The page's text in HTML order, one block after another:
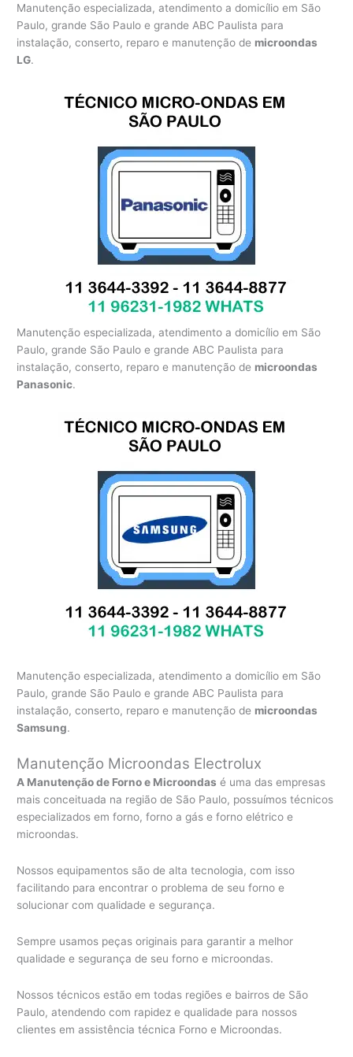
Manutenção especializada, atendimento a domicílio em São
Paulo, grande São Paulo e grande ABC Paulista para
instalação, conserto, reparo e manutenção de microondas
LG.
Manutenção especializada, atendimento a domicílio em São
Paulo, grande São Paulo e grande ABC Paulista para
instalação, conserto, reparo e manutenção de microondas
Panasonic.
Manutenção especializada, atendimento a domicílio em São
Paulo, grande São Paulo e grande ABC Paulista para
instalação, conserto, reparo e manutenção de microondas
Samsung.
Manutenção Microondas Electrolux
A Manutenção de Forno e Microondas é uma das empresas
mais conceituada na região de São Paulo, possuímos técnicos
especializados em forno, forno a gás e forno elétrico e
microondas.
Nossos equipamentos são de alta tecnologia, com isso
facilitando para encontrar o problema de seu forno e
solucionar com qualidade e segurança.
Sempre usamos peças originais para garantir a melhor
qualidade e segurança de seu forno e microondas.
Nossos técnicos estão em todas regiões e bairros de São
Paulo, atendendo com rapidez e qualidade para nossos
clientes em assistência técnica Forno e Microondas.